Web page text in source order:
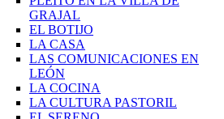
GRAJAL
EL BOTIJO
LA CASA
LAS COMUNICACIONES EN
LEÓN
LA COCINA
LA CULTURA PASTORIL